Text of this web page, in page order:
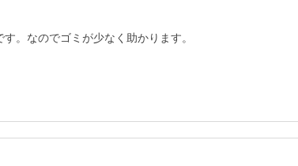
。なのでゴミが少なく助かります。